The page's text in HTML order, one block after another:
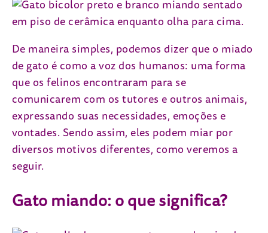
De maneira simples, podemos dizer que o miado
de gato é como a voz dos humanos: uma forma
que os felinos encontraram para se
comunicarem com os tutores e outros animais,
expressando suas necessidades, emoções e
vontades. Sendo assim, eles podem miar por
diversos motivos diferentes, como veremos a
seguir.
Gato miando: o que significa?